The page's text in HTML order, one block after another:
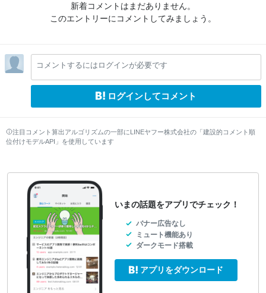
新着コメントはまだありません。
このエントリーにコメントしてみましょう。
コメントするにはログインが必要です
ログインしてコメント
注目コメント算出アルゴリズムの一部にLINEヤフー株式会社の「建設的コメント順
位付けモデルAPI」を使用しています
いまの話題をアプリでチェック！
バナー広告なし
ミュート機能あり
ダークモード搭載
アプリをダウンロード